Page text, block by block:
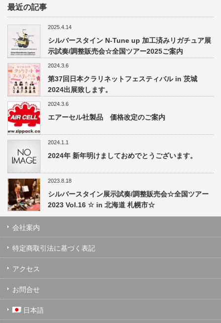
最近の記事
2025.4.14
シルバースタイン N-Tune up 加工済みリガチュア展
示試奏/調整販売会☆全国ツアー2025ご案内
2024.3.6
第37回日本クラリネットフェスティバル in 茨城
2024出展致します。
2024.3.6
エアーセル社製品 価格改定のご案内
2024.1.1
2024年 新年明けましておめでとうございます。
2023.8.18
シルバースタイン展示試奏/調整販売会☆全国ツアー
2023 Vol.16 ☆ in 北海道 札幌市☆
会社案内
特定商取引法に基づく表記
アクセス
お問合せ
日本語